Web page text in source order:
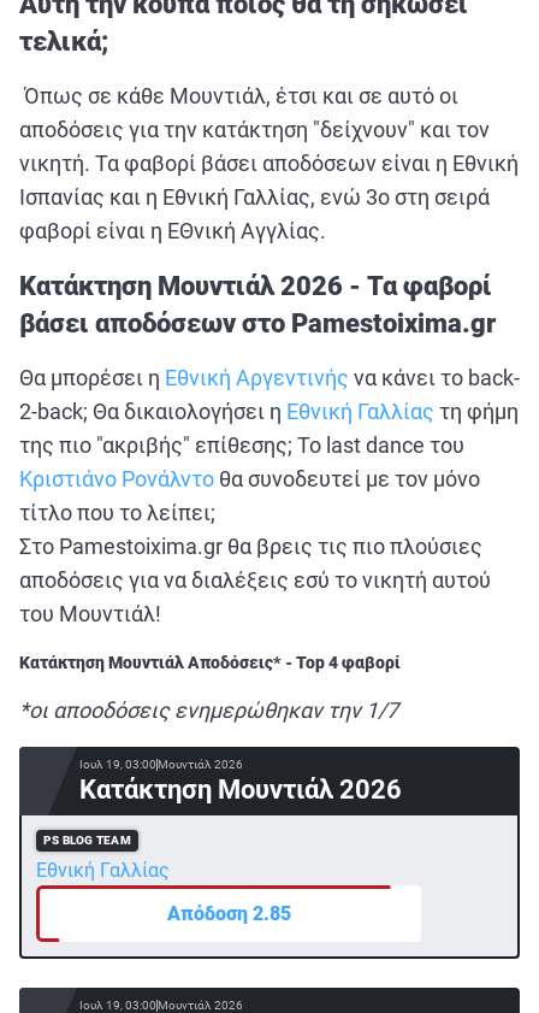
τελικά;
Όπως σε κάθε Μουντιάλ, έτσι και σε αυτό οι
αποδόσεις για την κατάκτηση "δείχνουν" και τον
νικητή. Τα φαβορί βάσει αποδόσεων είναι η Εθνική
Ισπανίας και η Εθνική Γαλλίας, ενώ 3ο στη σειρά
φαβορί είναι η ΕΘνική Αγγλίας.
Κατάκτηση Μουντιάλ 2026 - Τα φαβορί
βάσει αποδόσεων στο Pamestoixima.gr
Θα μπορέσει η Εθνική Αργεντινής να κάνει το back-
2-back; Θα δικαιολογήσει η Εθνική Γαλλίας τη φήμη
της πιο "ακριβής" επίθεσης; Το last dance του
Κριστιάνο Ρονάλντο θα συνοδευτεί με τον μόνο
τίτλο που το λείπει;
Στο Pamestoixima.gr θα βρεις τις πιο πλούσιες
αποδόσεις για να διαλέξεις εσύ το νικητή αυτού
του Μουντιάλ!
Κατάκτηση Μουντιάλ Αποδόσεις* - Top 4 φαβορί
*οι αποοδόσεις ενημερώθηκαν την 1/7
Ιουλ 19, 03:00Μουντιάλ 2026
Κατάκτηση Μουντιάλ 2026
PS BLOG TEAM
Εθνική Γαλλίας
Απόδοση 2.85
Ιουλ 19, 03:00Μουντιάλ 2026